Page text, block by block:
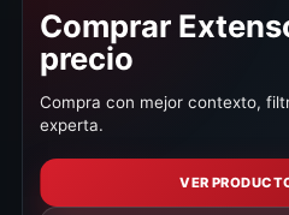
Comprar
precio
Compra con mejor contexto,
experta.
VER